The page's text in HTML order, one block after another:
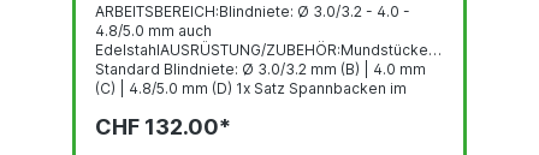
ARBEITSBEREICH:Blindniete: Ø 3.0/3.2 - 4.0 -
4.8/5.0 mm auch
EdelstahlAUSRÜSTUNG/ZUBEHÖR:Mundstücke
Standard Blindniete: Ø 3.0/3.2 mm (B) | 4.0 mm
(C) | 4.8/5.0 mm (D) 1x Satz Spannbacken im
CHF 132.00*